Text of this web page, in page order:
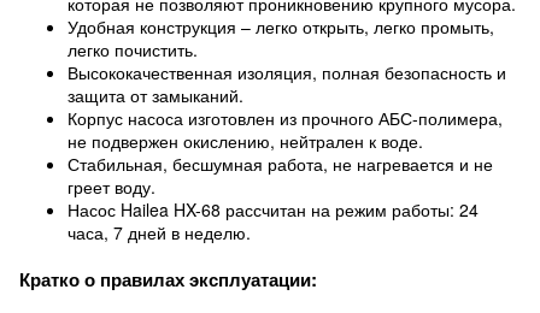
Удобная конструкция – легко открыть, легко промыть,
легко почистить.
Высококачественная изоляция, полная безопасность и
защита от замыканий.
Корпус насоса изготовлен из прочного АБС-полимера,
не подвержен окислению, нейтрален к воде.
Стабильная, бесшумная работа, не нагревается и не
греет воду.
Насос Hailea HX-68 рассчитан на режим работы: 24
часа, 7 дней в неделю.
Кратко о правилах эксплуатации: